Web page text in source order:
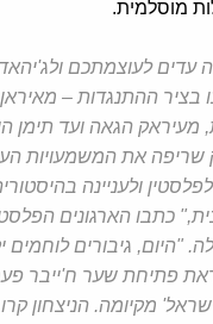
מוסלמית.
עדים לעוצמתכם
בציר ההתנגדות –
מעיראק הגאה ועד תימן
את המשמעויות
ולעניינה
כתבו הארגונים
"היום, גיבורים לוחמים
פתיחת שער ח'ייבר
מקיומה. הניצחון